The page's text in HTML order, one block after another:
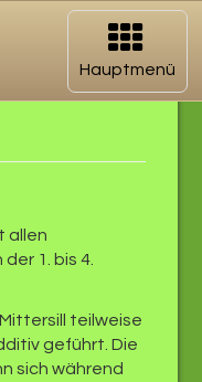
Navigation
aufklappen
Hauptmenü
allen
1. bis 4.
teilweise
geführt. Die
sich während